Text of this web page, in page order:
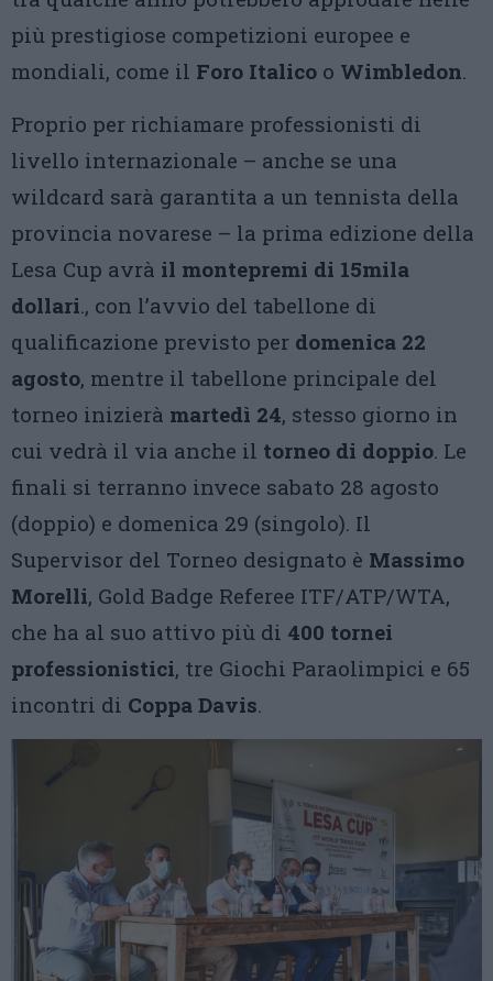
più prestigiose competizioni europee e
mondiali, come il Foro Italico o Wimbledon.
Proprio per richiamare professionisti di
livello internazionale – anche se una
wildcard sarà garantita a un tennista della
provincia novarese – la prima edizione della
Lesa Cup avrà il montepremi di 15mila
dollari., con l’avvio del tabellone di
qualificazione previsto per domenica 22
agosto, mentre il tabellone principale del
torneo inizierà martedì 24, stesso giorno in
cui vedrà il via anche il torneo di doppio. Le
finali si terranno invece sabato 28 agosto
(doppio) e domenica 29 (singolo). Il
Supervisor del Torneo designato è Massimo
Morelli, Gold Badge Referee ITF/ATP/WTA,
che ha al suo attivo più di 400 tornei
professionistici, tre Giochi Paraolimpici e 65
incontri di Coppa Davis.